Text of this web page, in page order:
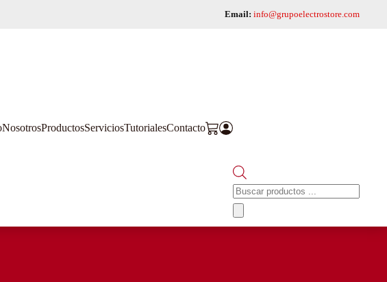
Email: info@grupoelectrostore.com
NosotrosProductosServiciosTutorialesContacto
Búsqueda
de
productos